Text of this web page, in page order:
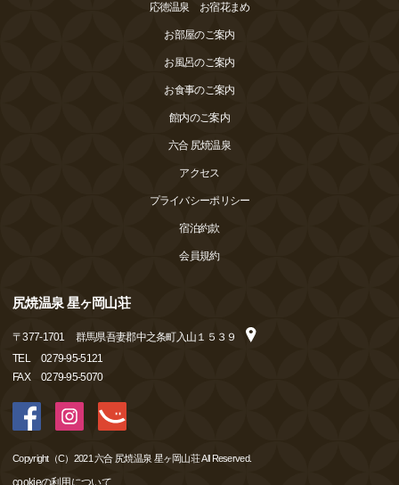
応徳温泉 お宿花まめ
お部屋のご案内
お風呂のご案内
お食事のご案内
館内のご案内
六合 尻焼温泉
アクセス
プライバシーポリシー
宿泊約款
会員規約
尻焼温泉 星ヶ岡山荘
〒377-1701
群馬県吾妻郡中之条町入山１５３９
TEL
0279-95-5121
FAX
0279-95-5070
Copyright（C）2021 六合 尻焼温泉 星ヶ岡山荘 All Reserved.
cookieの利用について